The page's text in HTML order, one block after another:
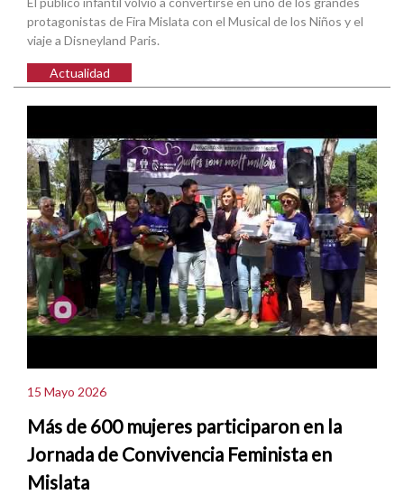
protagonistas de Fira Mislata con el Musical de los Niños y el
viaje a Disneyland Paris.
Actualidad
15 Mayo 2026
Más de 600 mujeres participaron en la
Jornada de Convivencia Feminista en
Mislata